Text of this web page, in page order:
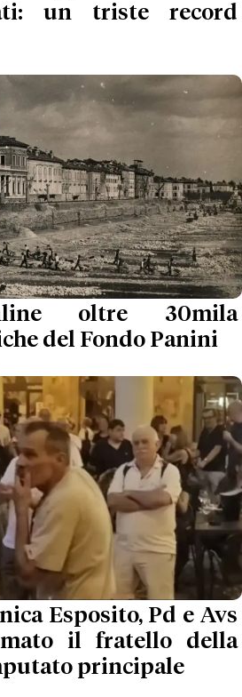
un triste record
oltre 30mila
del Fondo Panini
Esposito, Pd e Avs
il fratello della
principale